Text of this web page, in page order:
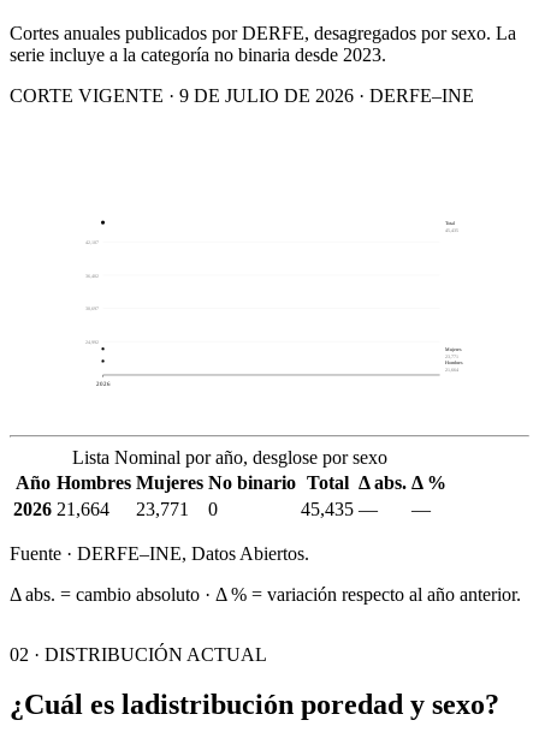
Cortes anuales publicados por DERFE, desagregados por sexo. La
serie incluye a la categoría no binaria desde 2023.
CORTE VIGENTE · 9 DE JULIO DE 2026 · DERFE–INE
24,992
30,697
36,402
42,107
2026
Total
45,435
Mujeres
23,771
Hombres
21,664
Lista Nominal por año, desglose por sexo
Año Hombres Mujeres No binario Total Δ abs. Δ %
2026 21,664 23,771 0 45,435 — —
Fuente · DERFE–INE, Datos Abiertos.
Δ abs. = cambio absoluto · Δ % = variación respecto al año anterior.
02 · DISTRIBUCIÓN ACTUAL
¿Cuál es ladistribución poredad y sexo?